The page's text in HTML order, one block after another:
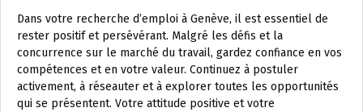
Dans votre recherche d’emploi à Genève, il est essentiel de
rester positif et persévérant. Malgré les défis et la
concurrence sur le marché du travail, gardez confiance en vos
compétences et en votre valeur. Continuez à postuler
activement, à réseauter et à explorer toutes les opportunités
qui se présentent. Votre attitude positive et votre